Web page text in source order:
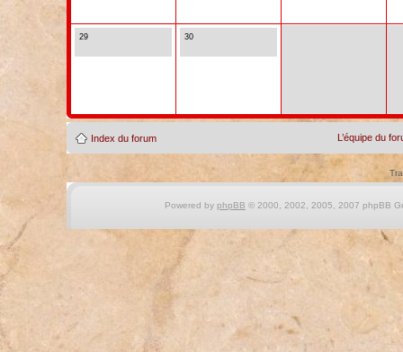
29 30
Index du forum L’équipe du
Powered by phpBB © 2000, 2002, 2005, 2007 phpBB